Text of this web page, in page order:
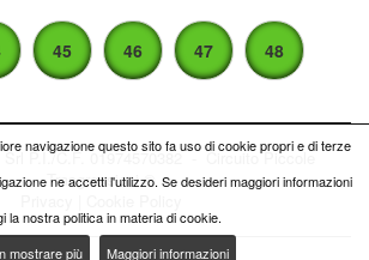
45 46 47 48
Srl P.I./C.F. 01974570382 - CircuitoPiccole
Trasgressioni ®
navigazione questo sito fa uso di cookie propri e di terze
ne accetti l'utilizzo. Se desideri maggiori informazioni
la nostra politica in materia di cookie.
mostrare più
Maggiori informazioni